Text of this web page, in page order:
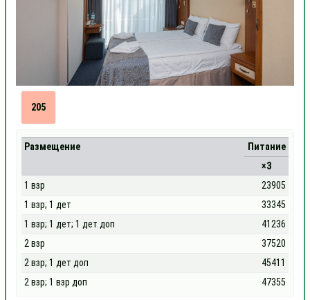
205
Размещение
Питание
×3
1 взр
23905
1 взр; 1 дет
33345
1 взр; 1 дет; 1 дет доп
41236
2 взр
37520
2 взр; 1 дет доп
45411
2 взр; 1 взр доп
47355